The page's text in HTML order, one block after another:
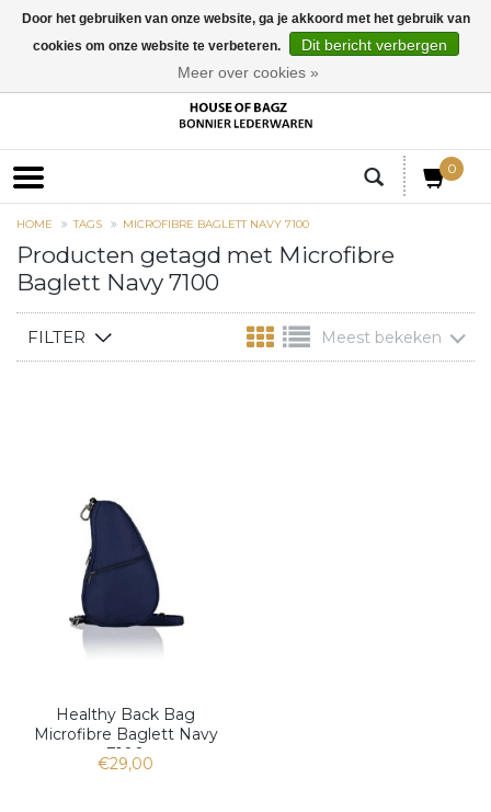
0
HOME TAGS MICROFIBRE BAGLETT NAVY 7100
Producten getagd met Microfibre
Baglett Navy 7100
FILTER Meest bekeken
Healthy Back Bag
Microfibre Baglett Navy
7100
€29,00
Door het gebruiken van onze website, ga je akkoord met het gebruik van
cookies om onze website te verbeteren.
Dit bericht verbergen
Meer over cookies »